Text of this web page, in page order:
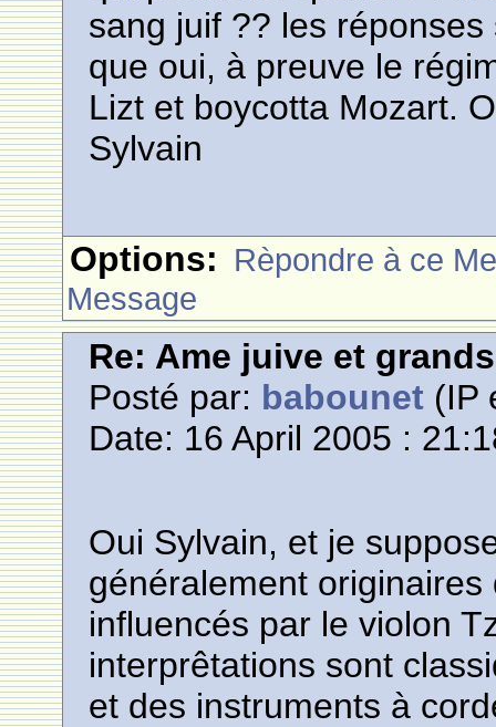
sang juif ?? les
que oui, à preuve le
Lizt et boycotta Mozart.
Sylvain
Options: Rèpondre à ce
Message
Re: Ame juive et
Posté par: babounet (IP
Date: 16 April 2005 :
Oui Sylvain, et je
généralement
influencés par le violon
interprêtations sont
et des instruments à